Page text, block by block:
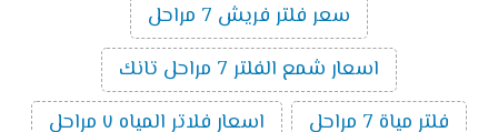
سعر فلتر فريش 7 مراحل
اسعار شمع الفلتر 7 مراحل تانك
فلتر مياة 7 مراحل
اسعار فلاتر المياه ٧ مراحل